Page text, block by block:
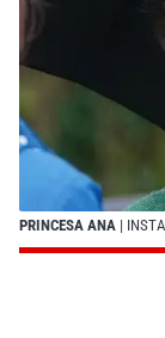
PRINCESA ANA |